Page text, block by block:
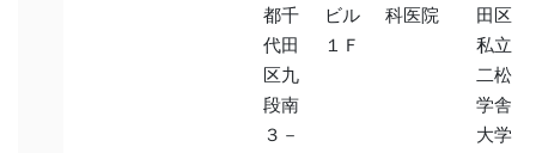
都千
代田
区九
段南
３－
ビル
１Ｆ
科医院
田区
私立
二松
学舎
大学